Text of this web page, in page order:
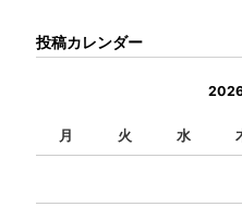
投稿カレンダー
月 火 水